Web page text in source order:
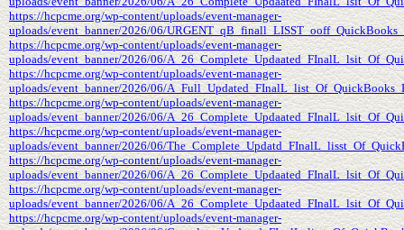
https://hcpcme.org/wp-content/uploads/event-manager-
uploads/event_banner/2026/06/
https://hcpcme.org/wp-content/uploads/event-manager-
uploads/event_banner/2026/06/
https://hcpcme.org/wp-content/uploads/event-manager-
uploads/event_banner/2026/06/
https://hcpcme.org/wp-content/uploads/event-manager-
uploads/event_banner/2026/06/
https://hcpcme.org/wp-content/uploads/event-manager-
uploads/event_banner/2026/06/
https://hcpcme.org/wp-content/uploads/event-manager-
uploads/event_banner/2026/06/
https://hcpcme.org/wp-content/uploads/event-manager-
uploads/event_banner/2026/06/
https://hcpcme.org/wp-content/uploads/event-manager-